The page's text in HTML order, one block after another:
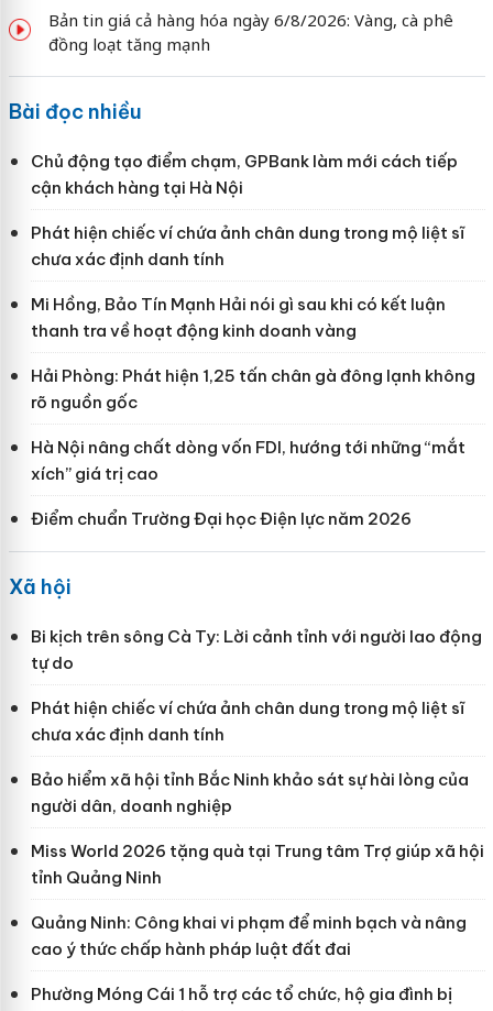
Bản tin giá cả hàng hóa ngày 6/8/2026: Vàng, cà phê
đồng loạt tăng mạnh
Bài đọc nhiều
Chủ động tạo điểm chạm, GPBank làm mới cách tiếp
cận khách hàng tại Hà Nội
Phát hiện chiếc ví chứa ảnh chân dung trong mộ liệt sĩ
chưa xác định danh tính
Mi Hồng, Bảo Tín Mạnh Hải nói gì sau khi có kết luận
thanh tra về hoạt động kinh doanh vàng
Hải Phòng: Phát hiện 1,25 tấn chân gà đông lạnh không
rõ nguồn gốc
Hà Nội nâng chất dòng vốn FDI, hướng tới những “mắt
xích” giá trị cao
Điểm chuẩn Trường Đại học Điện lực năm 2026
Xã hội
Bi kịch trên sông Cà Ty: Lời cảnh tỉnh với người lao động
tự do
Phát hiện chiếc ví chứa ảnh chân dung trong mộ liệt sĩ
chưa xác định danh tính
Bảo hiểm xã hội tỉnh Bắc Ninh khảo sát sự hài lòng của
người dân, doanh nghiệp
Miss World 2026 tặng quà tại Trung tâm Trợ giúp xã hội
tỉnh Quảng Ninh
Quảng Ninh: Công khai vi phạm để minh bạch và nâng
cao ý thức chấp hành pháp luật đất đai
Phường Móng Cái 1 hỗ trợ các tổ chức, hộ gia đình bị